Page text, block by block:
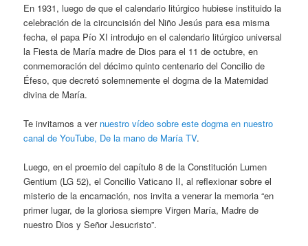
En 1931, luego de que el calendario litúrgico hubiese instituido la
celebración de la circuncisión del Niño Jesús para esa misma
fecha, el papa Pío XI introdujo en el calendario litúrgico universal
la Fiesta de María madre de Dios para el 11 de octubre, en
conmemoración del décimo quinto centenario del Concilio de
Éfeso, que decretó solemnemente el dogma de la Maternidad
divina de María.
Te invitamos a ver nuestro vídeo sobre este dogma en nuestro
canal de YouTube, De la mano de María TV.
Luego, en el proemio del capítulo 8 de la Constitución Lumen
Gentium (LG 52), el Concilio Vaticano II, al reflexionar sobre el
misterio de la encarnación, nos invita a venerar la memoria “en
primer lugar, de la gloriosa siempre Virgen María, Madre de
nuestro Dios y Señor Jesucristo”.